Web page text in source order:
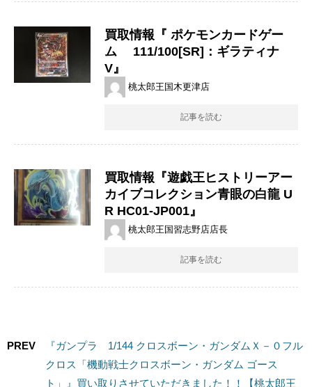
買取情報『 ポケモンカードゲー
ム 111/100[SR]：ギラティナ
V』
桃太郎王国木更津店
記事を読む
買取情報『遊戯王ヒストリーアー
カイブコレクション青眼の白龍 ​U
R ​HC01-JP001』
桃太郎王国習志野店店長
記事を読む
PREV
『ガンプラ 1/144 クロスボーン・ガンダムＸ－０フル
クロス「機動戦士クロスボーン・ガンダム ゴース
ト」』買い取りさせていただきました！！【桃太郎王